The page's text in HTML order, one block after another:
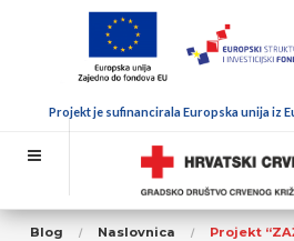
Projekt je sufinancirala Europska unija iz
Blog Naslovnica
Projekt